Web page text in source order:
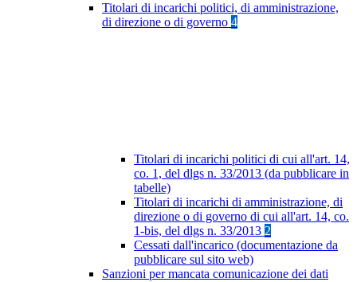
Titolari di incarichi politici, di amministrazione,
di direzione o di governo 4
Titolari di incarichi politici di cui all'art. 14,
co. 1, del dlgs n. 33/2013 (da pubblicare in
tabelle)
Titolari di incarichi di amministrazione, di
direzione o di governo di cui all'art. 14, co.
1-bis, del dlgs n. 33/2013 2
Cessati dall'incarico (documentazione da
pubblicare sul sito web)
Sanzioni per mancata comunicazione dei dati